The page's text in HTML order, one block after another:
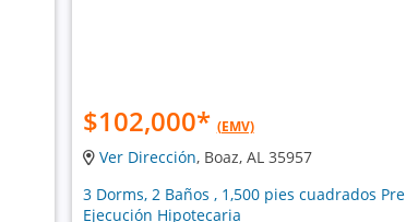
$102,000* (EMV)
Ver Dirección, Boaz, AL 35957
3 Dorms, 2 Baños , 1,500 pies cuadrados Pre
Ejecución Hipotecaria